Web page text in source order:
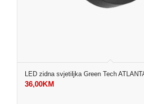
LED zidna svjetiljka Green Tech
36,00KM